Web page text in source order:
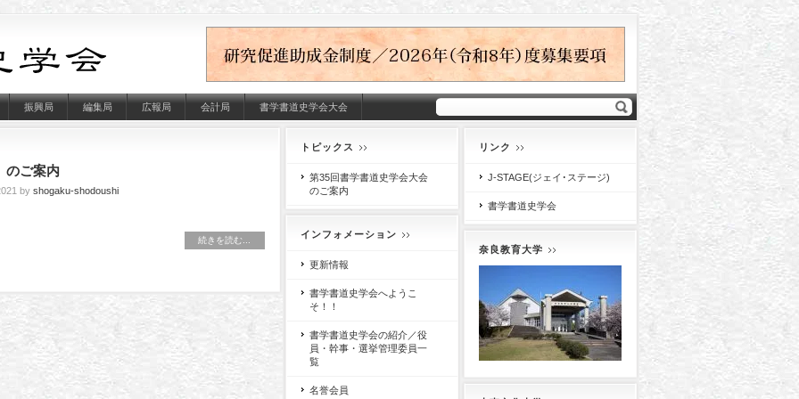
振興局 編集局 広報局 会計局 書学書道史学会大会
のご案内
by shogaku-shodoushi
続きを読む...
トピックス
第35回書学書道史学会大会
のご案内
インフォメーション
更新情報
書学書道史学会へようこ
そ！！
書学書道史学会の紹介／役
員・幹事・選挙管理委員一
覧
名誉会員
リンク
J-STAGE(ジェイ･ステージ)
書学書道史学会
奈良教育大学